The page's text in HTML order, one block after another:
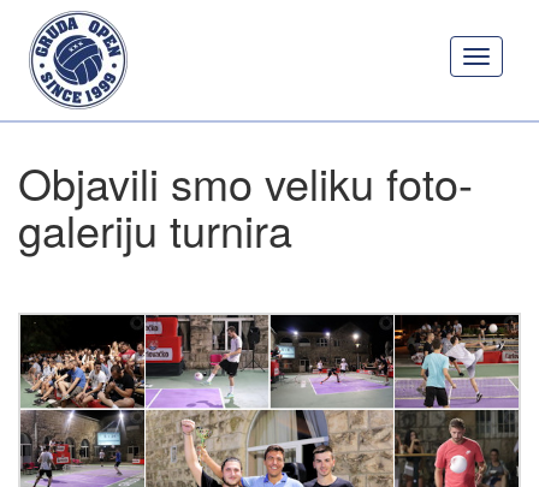
Toggle
Objavili smo veliku foto-
galeriju turnira